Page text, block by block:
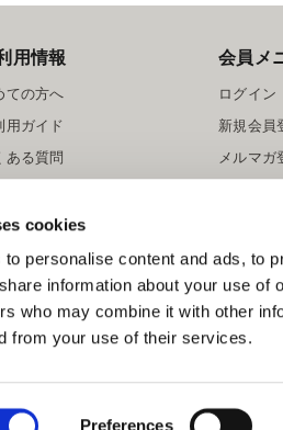
cookies
personalise content and ads, to
information about your use of
who may combine it with other
from your use of their services.
Preferences
用情報
ての方へ
用ガイド
ある質問
サイト募集
会員メ
ログイン
新規会員
メルマガ
スマー